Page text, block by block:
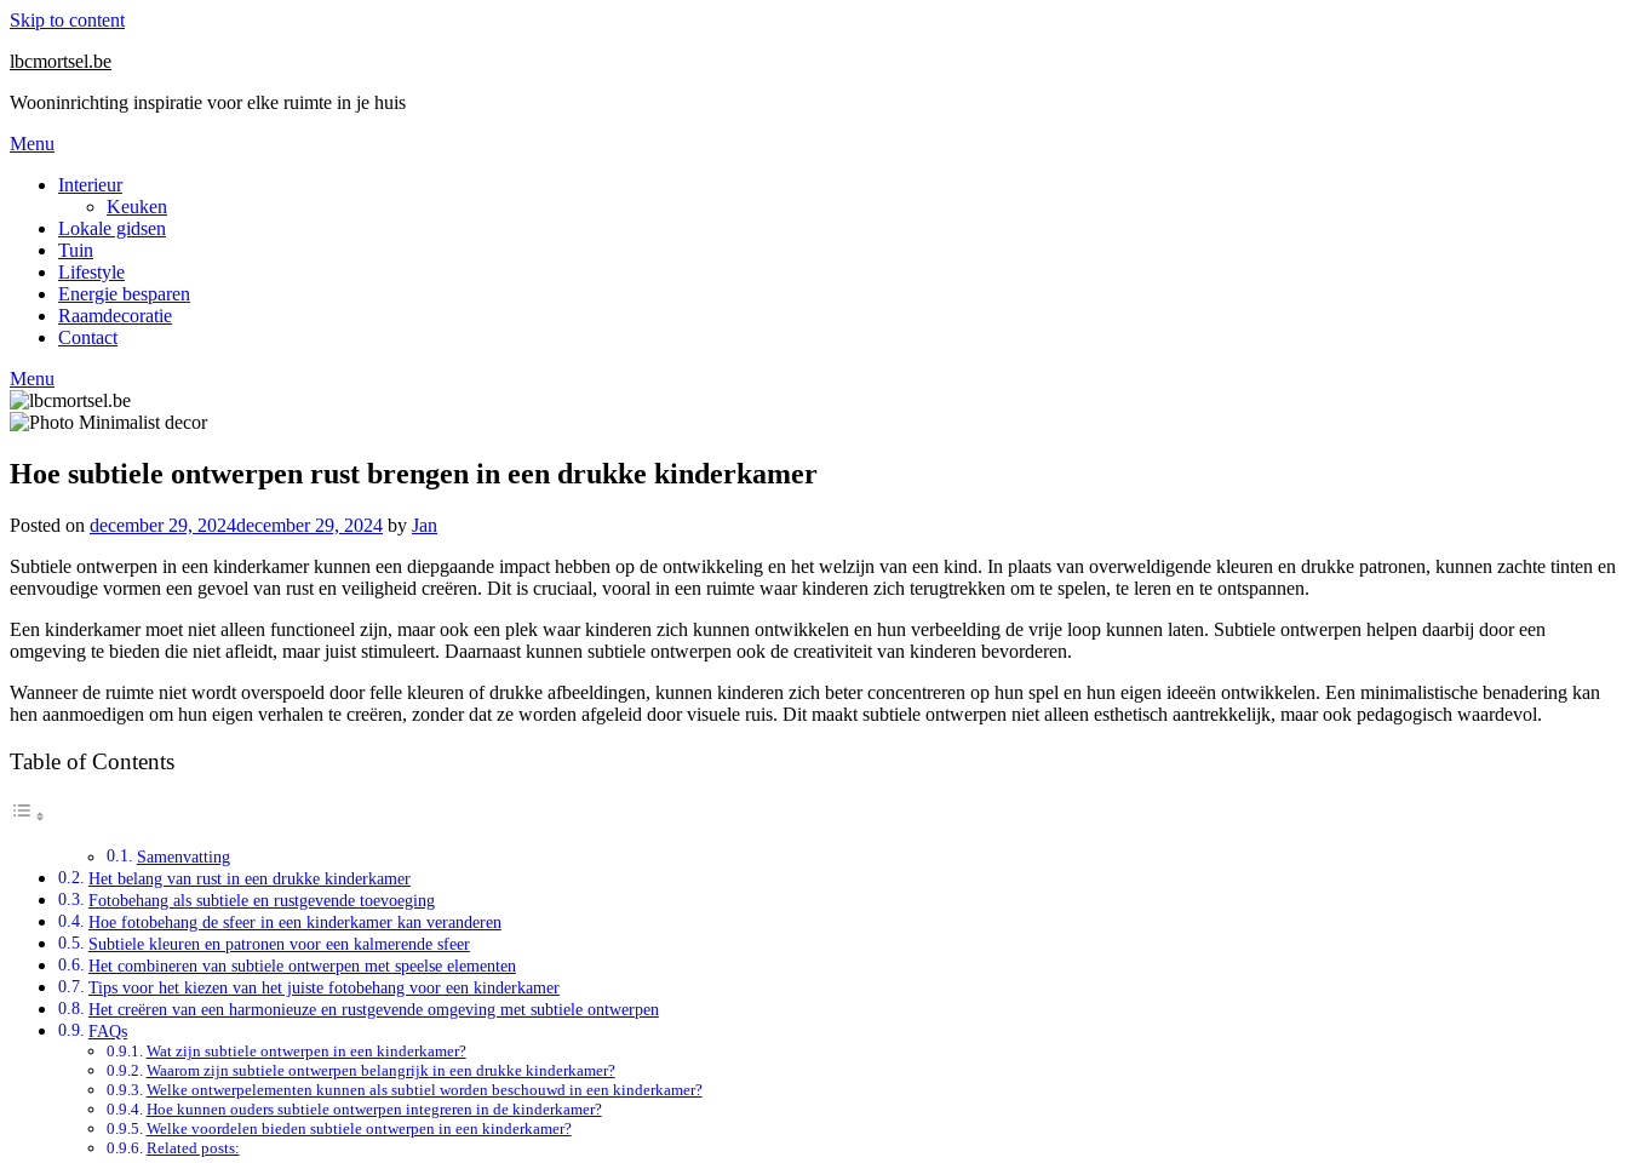
Skip to content
lbcmortsel.be
Wooninrichting inspiratie voor elke ruimte in je huis
Menu
Interieur
Keuken
Lokale gidsen
Tuin
Lifestyle
Energie besparen
Raamdecoratie
Contact
Menu
Hoe subtiele ontwerpen rust brengen in een drukke kinderkamer
Posted on december 29, 2024december 29, 2024 by Jan
Subtiele ontwerpen in een kinderkamer kunnen een diepgaande impact hebben op de ontwikkeling en het welzijn van een kind. In plaats van overweldigende kleuren en drukke patronen, kunnen zachte tinten en
eenvoudige vormen een gevoel van rust en veiligheid creëren. Dit is cruciaal, vooral in een ruimte waar kinderen zich terugtrekken om te spelen, te leren en te ontspannen.
Een kinderkamer moet niet alleen functioneel zijn, maar ook een plek waar kinderen zich kunnen ontwikkelen en hun verbeelding de vrije loop kunnen laten. Subtiele ontwerpen helpen daarbij door een
omgeving te bieden die niet afleidt, maar juist stimuleert. Daarnaast kunnen subtiele ontwerpen ook de creativiteit van kinderen bevorderen.
Wanneer de ruimte niet wordt overspoeld door felle kleuren of drukke afbeeldingen, kunnen kinderen zich beter concentreren op hun spel en hun eigen ideeën ontwikkelen. Een minimalistische benadering kan
hen aanmoedigen om hun eigen verhalen te creëren, zonder dat ze worden afgeleid door visuele ruis. Dit maakt subtiele ontwerpen niet alleen esthetisch aantrekkelijk, maar ook pedagogisch waardevol.
Table of Contents
Samenvatting
Het belang van rust in een drukke kinderkamer
Fotobehang als subtiele en rustgevende toevoeging
Hoe fotobehang de sfeer in een kinderkamer kan veranderen
Subtiele kleuren en patronen voor een kalmerende sfeer
Het combineren van subtiele ontwerpen met speelse elementen
Tips voor het kiezen van het juiste fotobehang voor een kinderkamer
Het creëren van een harmonieuze en rustgevende omgeving met subtiele ontwerpen
FAQs
Wat zijn subtiele ontwerpen in een kinderkamer?
Waarom zijn subtiele ontwerpen belangrijk in een drukke kinderkamer?
Welke ontwerpelementen kunnen als subtiel worden beschouwd in een kinderkamer?
Hoe kunnen ouders subtiele ontwerpen integreren in de kinderkamer?
Welke voordelen bieden subtiele ontwerpen in een kinderkamer?
Related posts: